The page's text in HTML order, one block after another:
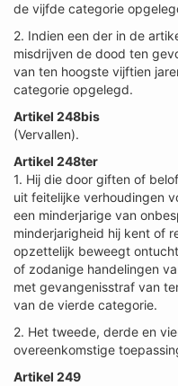
de vijfde categorie
2. Indien een der in de
misdrijven de dood ten
van ten hoogste vijftien
categorie opgelegd.
Artikel 248bis
(Vervallen).
Artikel 248ter
1. Hij die door giften of
uit feitelijke verhoudingen
een minderjarige van
minderjarigheid hij kent of
opzettelijk beweegt
of zodanige handelingen
met gevangenisstraf van
van de vierde categorie.
2. Het tweede, derde en
overeenkomstige
Artikel 249